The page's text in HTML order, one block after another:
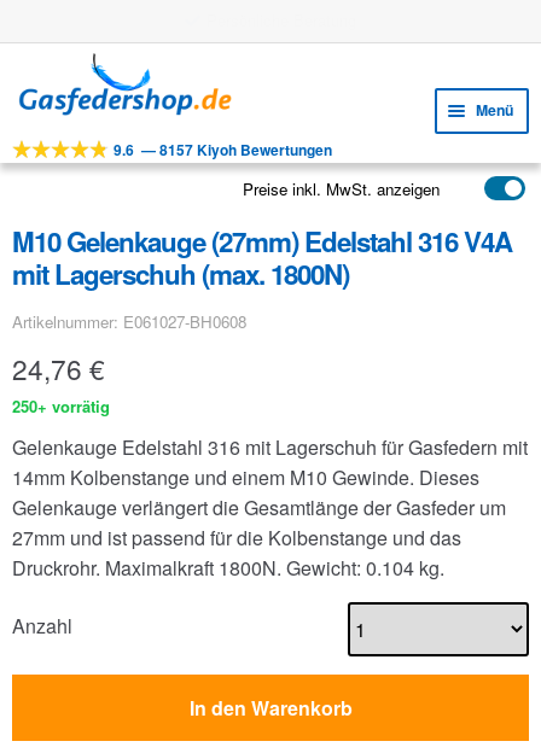
Navigation
springen
Inhalt
springen
Menü
Werkzeuge
Anwendungen
9.6 —8157 Kiyoh Bewertungen
Preise inkl. MwSt. anzeigen
M10 Gelenkauge (27mm) Edelstahl 316 V4A
mit Lagerschuh (max. 1800N)
Artikelnummer: E061027-BH0608
24,76 €
250+ vorrätig
Gelenkauge Edelstahl 316 mit Lagerschuh für Gasfedern mit
14mm Kolbenstange und einem M10 Gewinde. Dieses
Gelenkauge verlängert die Gesamtlänge der Gasfeder um
27mm und ist passend für die Kolbenstange und das
Druckrohr. Maximalkraft 1800N. Gewicht: 0.104 kg.
Anzahl
In den Warenkorb